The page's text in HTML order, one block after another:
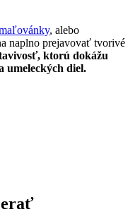
, alebo
naplno prejavovať tvorivé
ktorú dokážu
umeleckých diel.